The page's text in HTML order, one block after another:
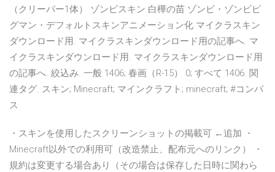
（クリーパー1体） ゾンビスキン 白樺の苗 ゾンビ・ゾンビピ
グマン・デフォルトスキンアニメーション化 マイクラスキン
ダウンロード用. マイクラスキンダウンロード用の記事へ. マ
イクラスキンダウンロード用. マイクラスキンダウンロード用
の記事へ. 絞込み. 一般 1406; 春画（R-15） 0; すべて 1406. 関
連タグ. スキン; Minecraft; マインクラフト; minecraft; #コンパ
ス
・スキンを使用したスクリーンショットの掲載可 ←追加 ・
Minecraft以外での利用可（改造禁止、配布元へのリンク） ・
規約は変更する場合あり（その場合は保存した日時に関わら